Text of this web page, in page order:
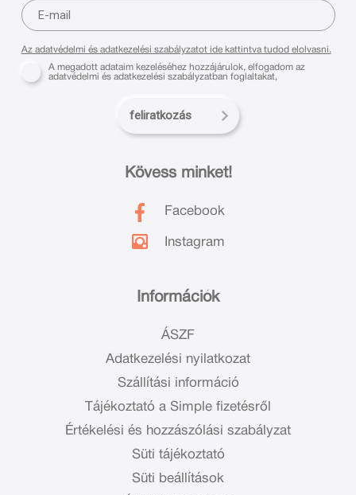
Információk
ÁSZF
Adatkezelési nyilatkozat
Szállítási információ
Tájékoztató a Simple fizetésről
Értékelési és hozzászólási szabályzat
Süti tájékoztató
Süti beállítások
Kövess minket!
Facebook
Instagram
Az adatvédelmi és adatkezelési szabályzatot ide kattintva tudod elolvasni.
A megadott adataim kezeléséhez hozzájárulok, elfogadom az
adatvédelmi és adatkezelési szabályzatban foglaltakat,
feliratkozás